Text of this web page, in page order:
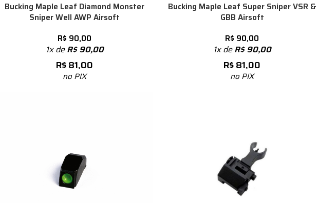
Bucking Maple Leaf Diamond Monster
Sniper Well AWP Airsoft
R$ 90,00
1x deR$90,00
R$81,00
no PIX
Bucking Maple Leaf Super Sniper VSR &
GBB Airsoft
R$ 90,00
1x deR$90,00
R$81,00
no PIX